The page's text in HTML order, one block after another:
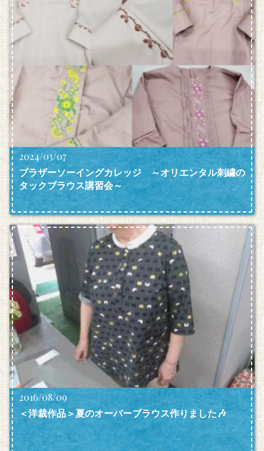
2024/03/07
ブラザーソーイングカレッジ ～オリエンタル刺繍の
タックブラウス講習会～
2016/08/09
＜洋裁作品＞夏のオーバーブラウス作りました🎶